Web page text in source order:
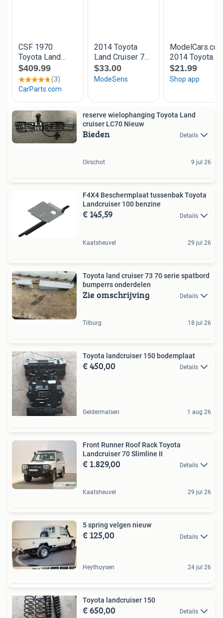
reserve wielophanging Toyota Land
cruiser LC70 Nieuw
Bieden Details
Oirschot 9 jul 26
F4X4 Beschermplaat tussenbak Toyota
Landcruiser 100 benzine
€ 145,59 Details
Kaatsheuvel 29 jul 26
Toyota land cruiser 73 70 serie spatbord
bumperrs onderdelen
Zie omschrijving Details
Tilburg 18 jul 26
Toyota landcruiser 150 bodemplaat
€ 450,00 Details
Geldermalsen 1 aug 26
Front Runner Roof Rack Toyota
Landcruiser 70 Slimline II
€ 1.829,00 Details
Kaatsheuvel 29 jul 26
5 spring velgen nieuw
€ 125,00 Details
Heythuysen 24 jul 26
Toyota landcruiser 150
€ 650,00 Details